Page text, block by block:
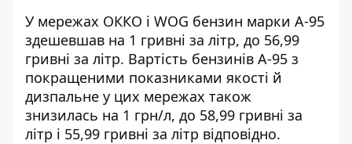
У мережах ОККО і WOG бензин марки А-95
здешевшав на 1 гривні за літр, до 56,99
гривні за літр. Вартість бензинів А-95 з
покращеними показниками якості й
дизпальне у цих мережах також
знизилась на 1 грн/л, до 58,99 гривні за
літр і 55,99 гривні за літр відповідно.